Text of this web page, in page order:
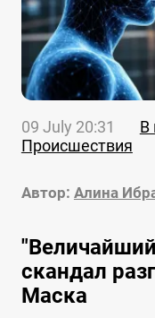
09 July 20:31 В
Происшествия
Автор: Алина
скандал
Маска